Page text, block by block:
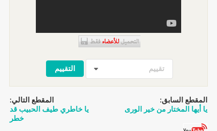
تقييم
المقطع السابق:
يا أيها المختار من خير الورى
المقطع التالي:
يا خاطري طيف الحبيب قد
خطر